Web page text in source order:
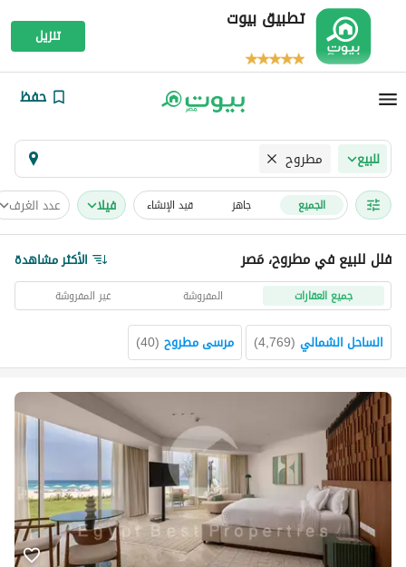
تطبيق بيوت
تنزيل
حفظ
للبيع مطروح
الجميع جاهز قيد الإنشاء فیلا عدد الغرف
فلل للبيع في مطروح، مَصر الأكثر مشاهدة
جميع العقارات المفروشة غير المفروشة
الساحل الشمالي (
4,769
) مرسى مطروح (
40
)